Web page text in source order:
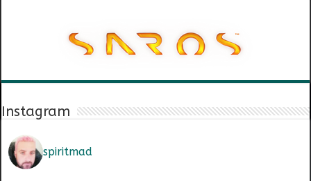
Instagram
spiritmad